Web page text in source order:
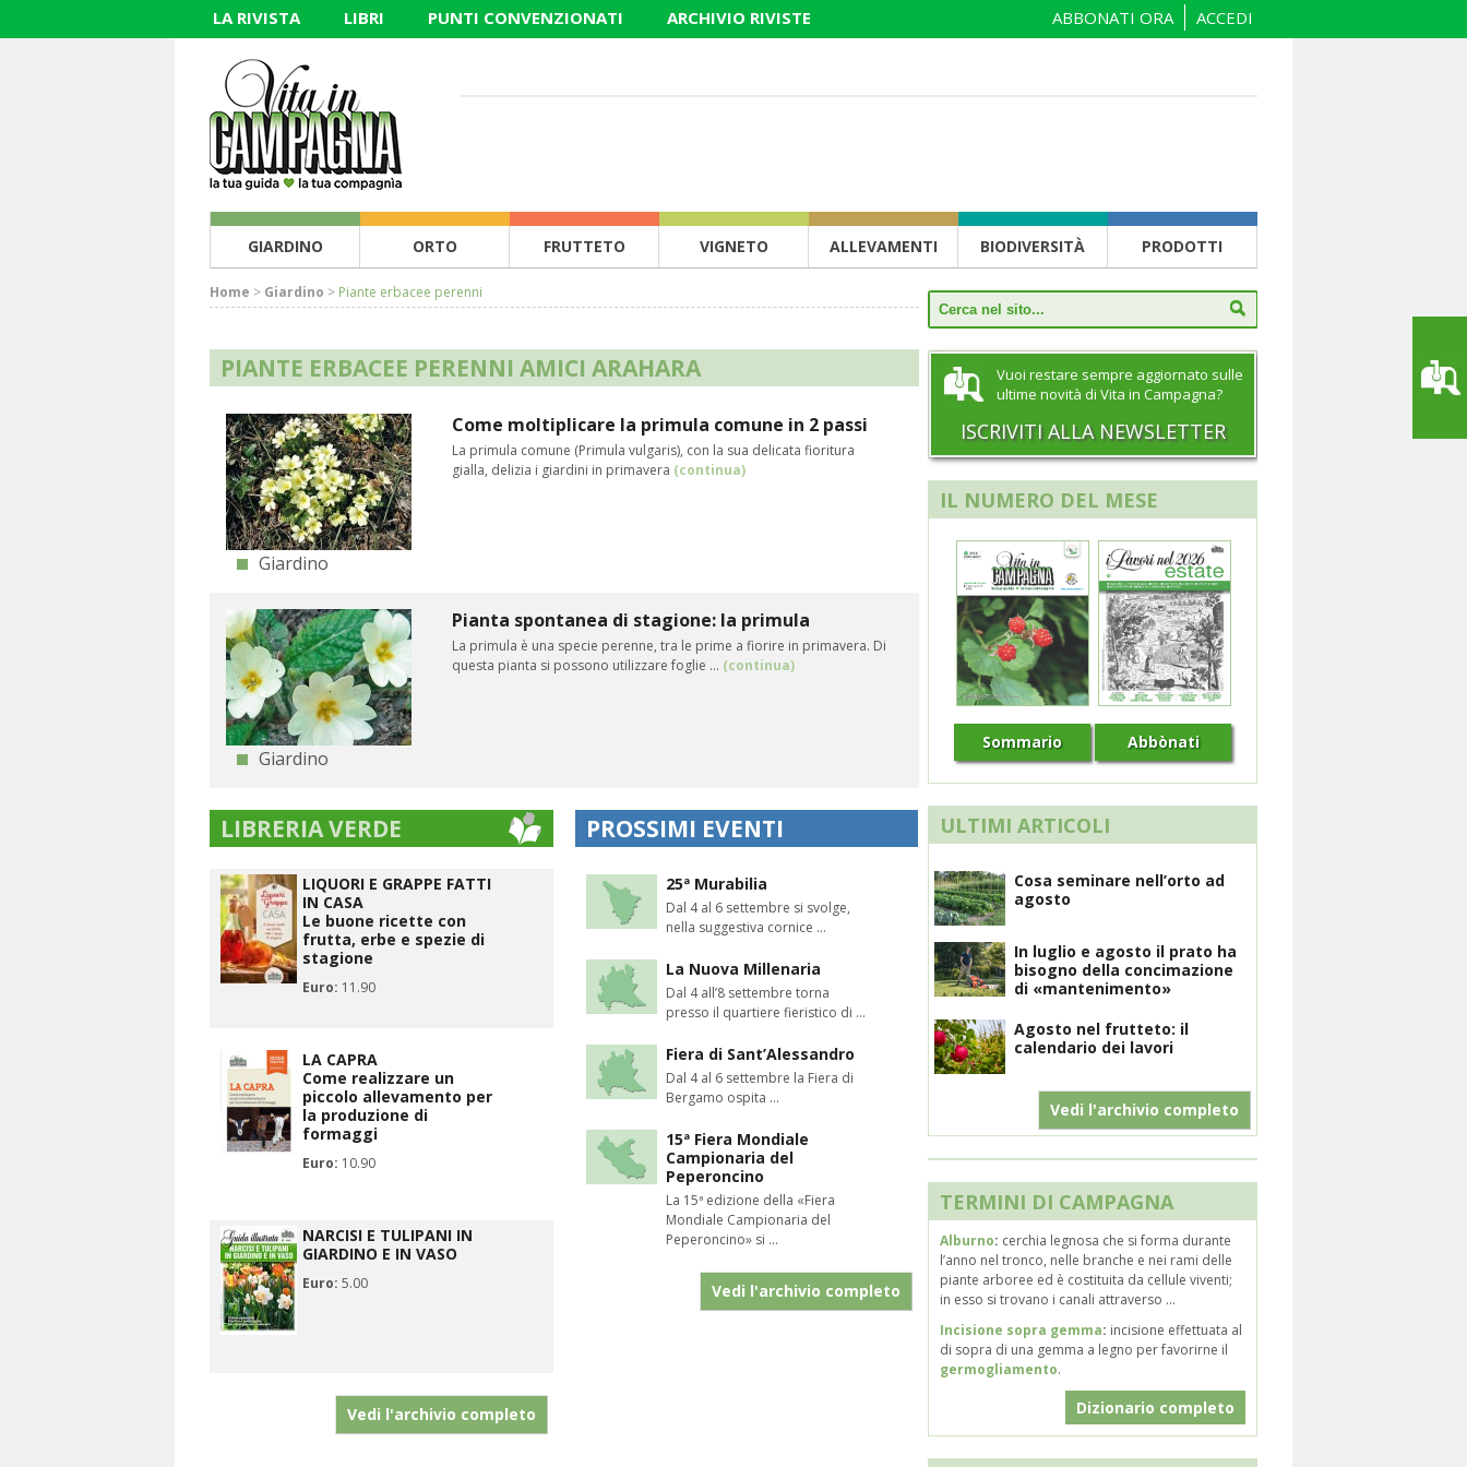
LA RIVISTA LIBRI PUNTI CONVENZIONATI ARCHIVIO RIVISTE ACCEDI
ABBONATI ORA
GIARDINO ORTO FRUTTETO VIGNETO ALLEVAMENTI BIODIVERSITÀ PRODOTTI
Home > Giardino > Piante erbacee perenni
PIANTE ERBACEE PERENNI AMICI ARAHARA
Giardino
Come moltiplicare la primula comune in 2 passi
La primula comune (Primula vulgaris), con la sua delicata fioritura
gialla, delizia i giardini in primavera (continua)
Giardino
Pianta spontanea di stagione: la primula
La primula è una specie perenne, tra le prime a fiorire in primavera. Di
questa pianta si possono utilizzare foglie ... (continua)
LIBRERIA VERDE
LIQUORI E GRAPPE FATTI
IN CASA
Le buone ricette con
frutta, erbe e spezie di
stagione
Euro: 11.90
LA CAPRA
Come realizzare un
piccolo allevamento per
la produzione di
formaggi
Euro: 10.90
NARCISI E TULIPANI IN
GIARDINO E IN VASO
Euro: 5.00
Vedi l'archivio completo
PROSSIMI EVENTI
25ª Murabilia
Dal 4 al 6 settembre si svolge,
nella suggestiva cornice ...
La Nuova Millenaria
Dal 4 all’8 settembre torna
presso il quartiere fieristico di ...
Fiera di Sant’Alessandro
Dal 4 al 6 settembre la Fiera di
Bergamo ospita ...
15ª Fiera Mondiale
Campionaria del
Peperoncino
La 15ª edizione della «Fiera
Mondiale Campionaria del
Peperoncino» si ...
Vedi l'archivio completo
Vuoi restare sempre aggiornato sulle
ultime novità di Vita in Campagna?
ISCRIVITI ALLA NEWSLETTER
IL NUMERO DEL MESE
Sommario Abbònati
ULTIMI ARTICOLI
Cosa seminare nell’orto ad
agosto
In luglio e agosto il prato ha
bisogno della concimazione
di «mantenimento»
Agosto nel frutteto: il
calendario dei lavori
Vedi l'archivio completo
TERMINI DI CAMPAGNA
Alburno: cerchia legnosa che si forma durante
l’anno nel tronco, nelle branche e nei rami delle
piante arboree ed è costituita da cellule viventi;
in esso si trovano i canali attraverso ...
Incisione sopra gemma: incisione effettuata al
di sopra di una gemma a legno per favorirne il
germogliamento.
Dizionario completo